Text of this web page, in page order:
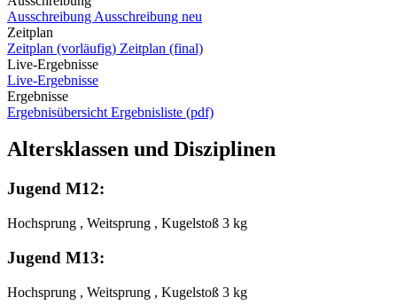
Ausschreibung Ausschreibung neu
Zeitplan
Zeitplan (vorläufig) Zeitplan (final)
Live-Ergebnisse
Live-Ergebnisse
Ergebnisse
Ergebnisübersicht Ergebnisliste (pdf)
Altersklassen und Disziplinen
Jugend M12:
Hochsprung , Weitsprung , Kugelstoß 3 kg
Jugend M13:
Hochsprung , Weitsprung , Kugelstoß 3 kg